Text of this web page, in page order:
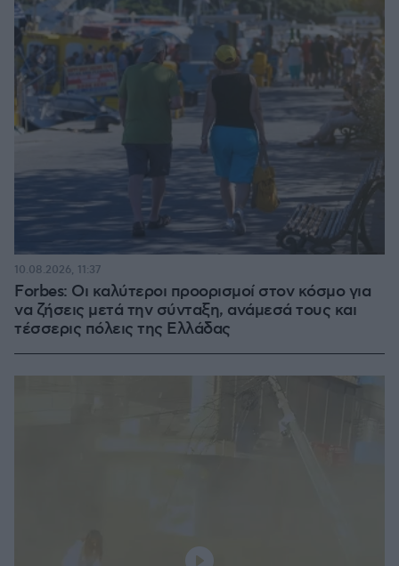
Forbes: Οι καλύτεροι προορισμοί στον κόσμο για
να ζήσεις μετά την σύνταξη, ανάμεσά τους και
τέσσερις πόλεις της Ελλάδας
10.08.2026, 11:37